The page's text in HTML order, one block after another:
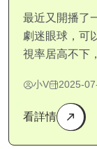
最近又開播了
劇迷眼球，可
視率居高不下
小V 2025-
看詳情